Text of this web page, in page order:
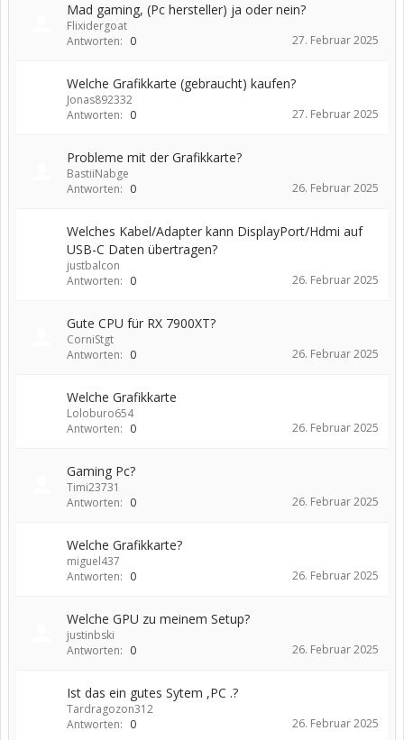
Mad gaming, (Pc hersteller) ja oder nein?
Flixidergoat
Antworten: 0 27. Februar 2025
Welche Grafikkarte (gebraucht) kaufen?
Jonas892332
Antworten: 0 27. Februar 2025
Probleme mit der Grafikkarte?
BastiiNabge
Antworten: 0 26. Februar 2025
Welches Kabel/Adapter kann DisplayPort/Hdmi auf
USB-C Daten übertragen?
justbalcon
Antworten: 0 26. Februar 2025
Gute CPU für RX 7900XT?
CorniStgt
Antworten: 0 26. Februar 2025
Welche Grafikkarte
Loloburo654
Antworten: 0 26. Februar 2025
Gaming Pc?
Timi23731
Antworten: 0 26. Februar 2025
Welche Grafikkarte?
miguel437
Antworten: 0 26. Februar 2025
Welche GPU zu meinem Setup?
justinbski
Antworten: 0 26. Februar 2025
Ist das ein gutes Sytem ,PC .?
Tardragozon312
Antworten: 0 26. Februar 2025